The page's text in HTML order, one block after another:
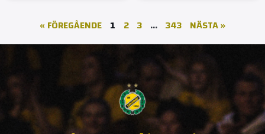
« FÖREGÅENDE 1 2 3 … 343 NÄSTA »